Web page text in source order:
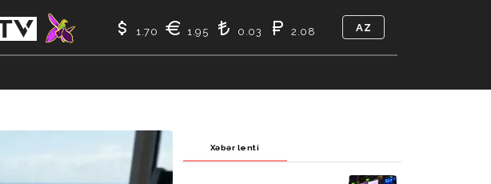
1.70 1.95 0.03 2.08 AZ
Xəbər lenti